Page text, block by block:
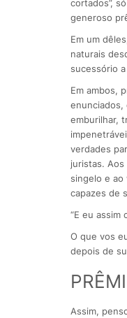
cortados”,
generoso
Em um
naturais
sucessório
Em ambos,
enunciados,
emburilhar,
verdades
juristas. Aos
singelo e ao
capazes de
“E eu
O que vos
depois de
Assim,